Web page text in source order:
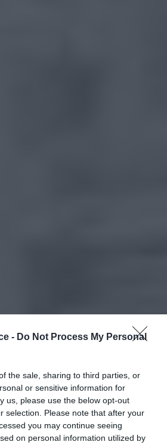
- Do Not Process My Personal
the sale, sharing to third parties, or
or sensitive information for
us, please use the below opt-out
selection. Please note that after your
you may continue seeing
on personal information utilized by